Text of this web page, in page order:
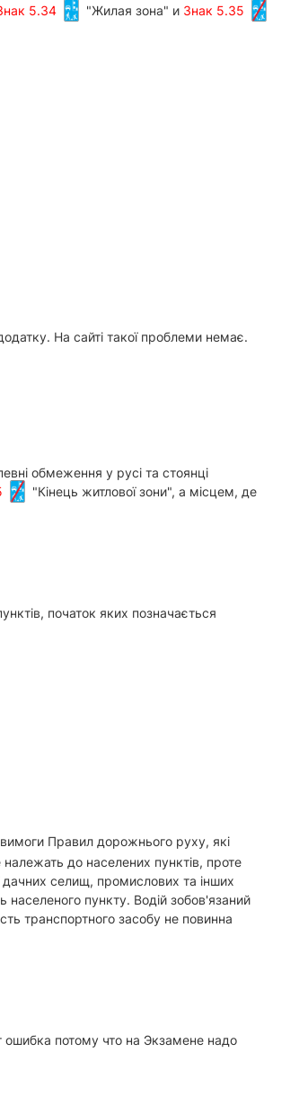
5.34 "Жилая зона" и Знак 5.35
На сайті такої проблеми немає.
обмеження у русі та стоянці
"Кінець житлової зони", а місцем, де
початок яких позначається
вимоги Правил дорожнього руху, які
до населених пунктів, проте
селищ, промислових та інших
пункту. Водій зобов'язаний
транспортного засобу не повинна
потому что на Экзамене надо